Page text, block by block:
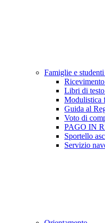
Famiglie e studenti
Libri di
Modulistica
Guida al
Voto di
PAGO IN
Sportello
Servizio